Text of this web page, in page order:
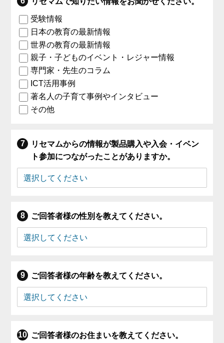
受験情報
日本の教育の最新情報
世界の教育の最新情報
親子・子どものイベント・レジャー情報
専門家・先生のコラム
ICT活用事例
著名人の子育て事例やインタビュー
その他
リセマムからの情報が製品購入や入会・イベン
ト参加につながったことがありますか。
ご回答者様の性別を教えてください。
ご回答者様の年齢を教えてください。
ご回答者様のお住まいを教えてください。